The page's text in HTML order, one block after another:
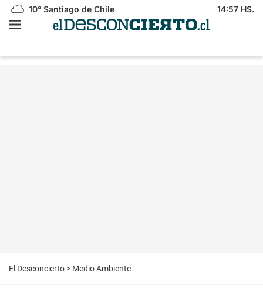
10° Santiago de Chile 14:57 HS.
El Desconcierto > Medio Ambiente